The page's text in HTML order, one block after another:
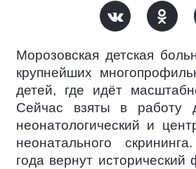
Морозовская детская
крупнейших
детей, где идёт
Сейчас взяты в работу
неонатологический и
неонатального
года вернут